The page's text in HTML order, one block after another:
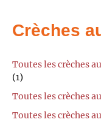
Crèches
Toutes les crèches
(1)
Toutes les crèches
Toutes les crèches